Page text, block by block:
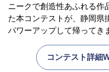
ニークで創造性あふれる作
た本コンテストが、静岡県
パワーアップして帰ってき
コンテスト詳細